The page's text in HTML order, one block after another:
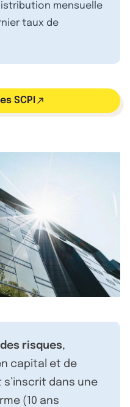
mensuelle
taux de
SCPI
risques,
capital et de
s’inscrit dans une
(10 ans